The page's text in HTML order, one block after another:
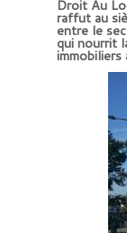
Droit Au
raffut au
entre le
qui nourrit